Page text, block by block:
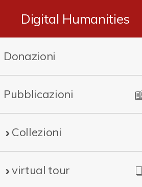
Digital Humanities
Donazioni
Pubblicazioni
Collezioni
virtual tour